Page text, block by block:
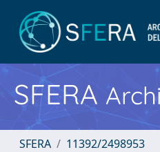
SFERA
SFERA 11392/2498953